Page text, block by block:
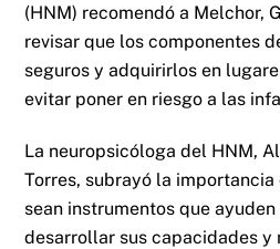
(HNM) recomendó a Melchor,
revisar que los componentes
seguros y adquirirlos en
evitar poner en riesgo a las
La neuropsicóloga del HNM,
Torres, subrayó la
sean instrumentos que ayuden
desarrollar sus capacidades y